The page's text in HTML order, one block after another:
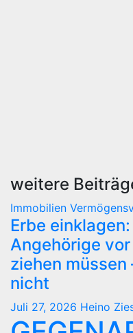
weitere
Immobilien
Erbe
Angehörige
ziehen müssen
nicht
Juli 27, 2026 Heino